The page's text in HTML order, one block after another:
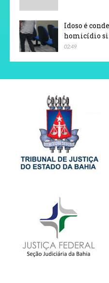
Idoso é
homicídio
02:49